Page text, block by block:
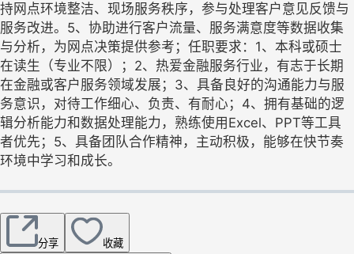
持网点环境整洁、现场服务秩序，参与处理客户意见反馈与
服务改进。5、协助进行客户流量、服务满意度等数据收集
与分析，为网点决策提供参考；任职要求：1、本科或硕士
在读生（专业不限）；2、热爱金融服务行业，有志于长期
在金融或客户服务领域发展；3、具备良好的沟通能力与服
务意识，对待工作细心、负责、有耐心；4、拥有基础的逻
辑分析能力和数据处理能力，熟练使用Excel、PPT等工具
者优先；5、具备团队合作精神，主动积极，能够在快节奏
环境中学习和成长。
分享 收藏